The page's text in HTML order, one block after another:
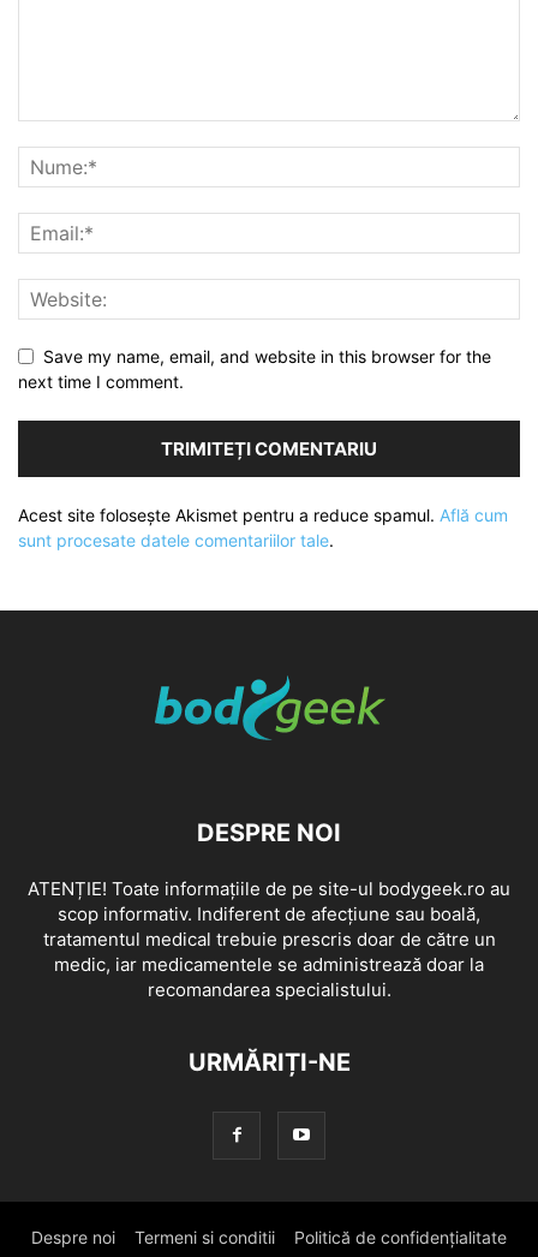
Save my name, email, and website in this browser for the
next time I comment.
Acest site folosește Akismet pentru a reduce spamul. Află cum
sunt procesate datele comentariilor tale.
DESPRE NOI
ATENȚIE! Toate informațiile de pe site-ul bodygeek.ro au
scop informativ. Indiferent de afecțiune sau boală,
tratamentul medical trebuie prescris doar de către un
medic, iar medicamentele se administrează doar la
recomandarea specialistului.
URMĂRIȚI-NE
Despre noi Termeni si conditii Politică de confidențialitate